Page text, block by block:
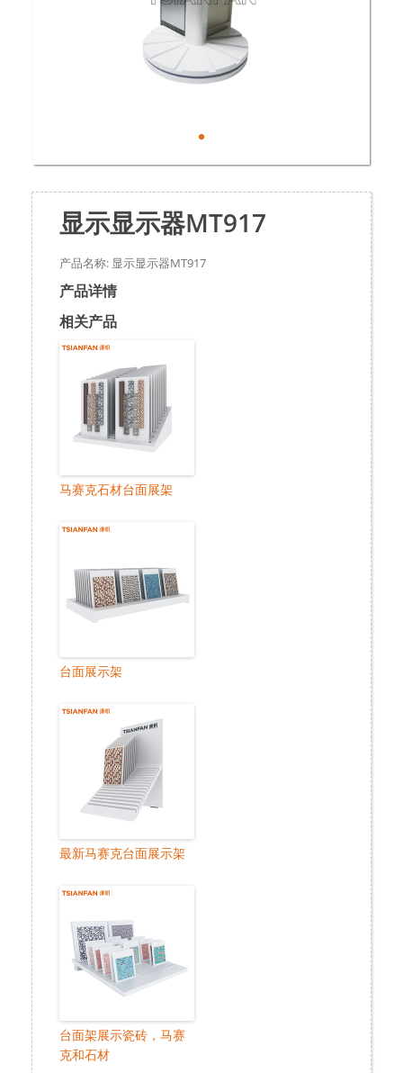
显示显示器MT917
产品名称: 显示显示器MT917
产品详情
相关产品
马赛克石材台面展架
台面展示架
最新马赛克台面展示架
台面架展示瓷砖，马赛
克和石材